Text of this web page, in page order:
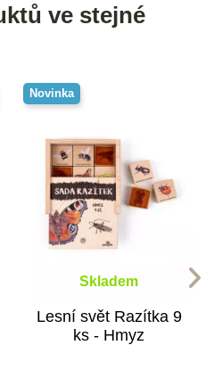
ve stejné
Novinka
Skladem
Lesní svět Razítka 9
ks - Hmyz